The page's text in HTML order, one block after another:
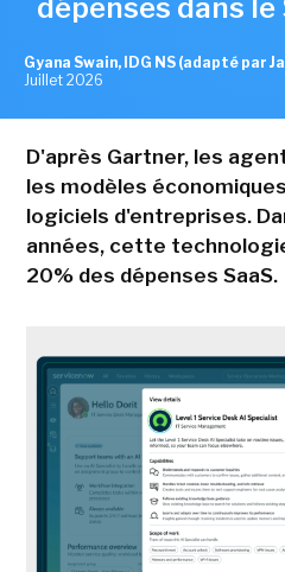
dépenses dans
Gyana Swain, IDG NS (adapté par
Juillet 2026
D'après Gartner, les
les modèles
logiciels d'entreprises.
années, cette
20% des dépenses SaaS.